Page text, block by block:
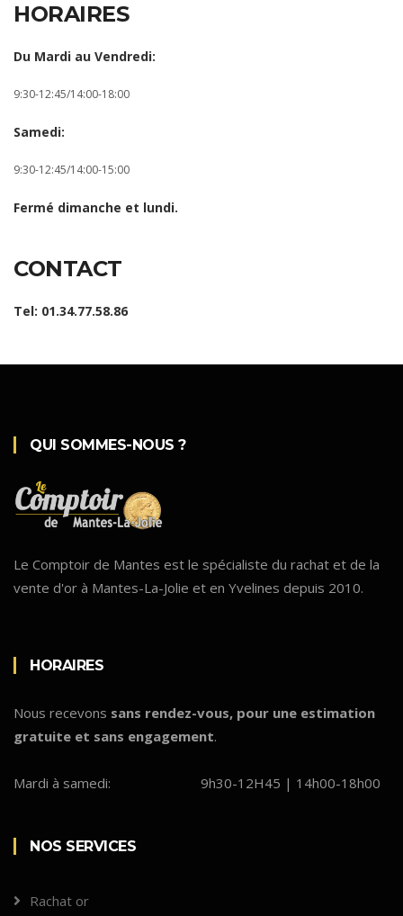
HORAIRES
Du Mardi au Vendredi:
9:30-12:45/14:00-18:00
Samedi:
9:30-12:45/14:00-15:00
Fermé dimanche et lundi.
CONTACT
Tel: 01.34.77.58.86
QUI SOMMES-NOUS ?
Le Comptoir de Mantes est le spécialiste du rachat et de la
vente d'or à Mantes-La-Jolie et en Yvelines depuis 2010.
HORAIRES
Nous recevons sans rendez-vous, pour une estimation
gratuite et sans engagement.
Mardi à samedi: 9h30-12H45 | 14h00-18h00
NOS SERVICES
Rachat or